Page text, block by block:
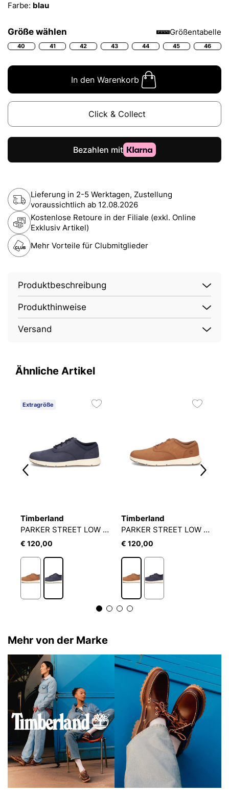
Farbe: blau
Größe wählen Größentabelle
40 41 42 43 44 45 46
In den Warenkorb
Click & Collect
Lieferung in 2-5 Werktagen, Zustellung
voraussichtlich ab 12.08.2026
Kostenlose Retoure in der Filiale (exkl. Online
Exklusiv Artikel)
Mehr Vorteile für Clubmitglieder
Produktbeschreibung
Produkthinweise
Versand
Ähnliche Artikel
Extragröße
Timberland
PARKER STREET LOW LACE UP SNEAKER
€ 120,00
Timberland
PARKER STREET LOW LACE UP SNEAKER
€ 120,00
Mehr von der Marke